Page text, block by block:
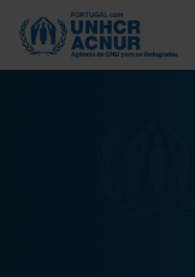
Skip
main